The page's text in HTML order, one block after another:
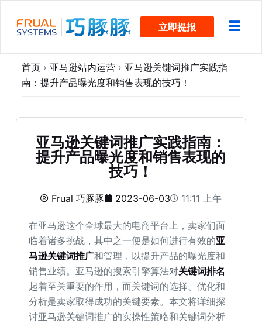
过
立即提报
首页 › 亚马逊站内运营 › 亚马逊关键词推广实践指
南：提升产品曝光度和销售表现的技巧！
亚马逊关键词推广实践指南：
提升产品曝光度和销售表现的
技巧！
Frual 巧豚豚 2023-06-03 11:11 上午
在亚马逊这个全球最大的电商平台上，卖家们面
临着诸多挑战，其中之一便是如何进行有效的亚
马逊关键词推广和管理，以提升产品的曝光度和
销售业绩。亚马逊的搜索引擎算法对关键词排名
起着至关重要的作用，而关键词的选择、优化和
分析是卖家取得成功的关键要素。本文将详细探
讨亚马逊关键词推广的实操性策略和关键词分析